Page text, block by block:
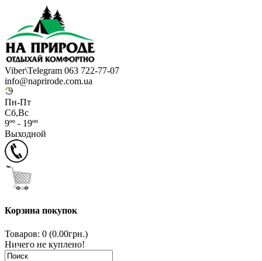
Viber\Telegram 063 722-77-07
info@naprirode.com.ua
Пн-Пт
Сб,Вс
9ºº - 19ºº
Выходной
Корзина покупок
Товаров: 0 (0.00грн.)
Ничего не куплено!